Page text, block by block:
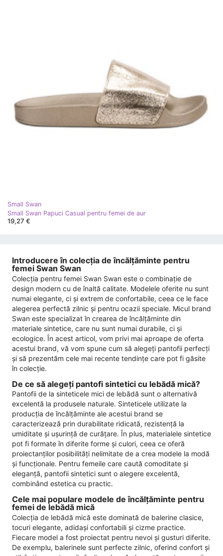
Small Swan
Small Swan Papuci Casual pentru femei de aur
19,27 €
Introducere în colecția de încălțăminte pentru
femei Swan Swan
Colecția pentru femei Swan Swan este o combinație de
design modern cu de înaltă calitate. Modelele oferite nu sunt
numai elegante, ci și extrem de confortabile, ceea ce le face
alegerea perfectă zilnic și pentru ocazii speciale. Micul brand
Swan este specializat în crearea de încălțăminte din
materiale sintetice, care nu sunt numai durabile, ci și
ecologice. În acest articol, vom privi mai aproape de oferta
acestui brand, vă vom spune cum să alegeți pantofii perfecți
și să prezentăm cele mai recente tendințe care pot fi găsite
în colecție.
De ce să alegeți pantofi sintetici cu lebădă mică?
Pantofii de la sinteticele mici de lebădă sunt o alternativă
excelentă la produsele naturale. Sinteticele utilizate la
producția de încălțăminte ale acestui brand se
caracterizează prin durabilitate ridicată, rezistență la
umiditate și ușurință de curățare. În plus, materialele sintetice
pot fi formate în diferite forme și culori, ceea ce oferă
proiectanților posibilități nelimitate de a crea modele la modă
și funcționale. Pentru femeile care caută comoditate și
eleganță, pantofii sintetici sunt o alegere excelentă,
combinând estetica cu practic.
Cele mai populare modele de încălțăminte pentru
femei de lebădă mică
Colecția de lebădă mică este dominată de balerine clasice,
tocuri elegante, adidași confortabili și cizme practice.
Fiecare model a fost proiectat pentru nevoi și gusturi diferite.
De exemplu, balerinele sunt perfecte zilnic, oferind confort și